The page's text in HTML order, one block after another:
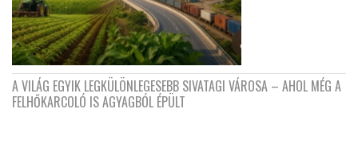
A VILÁG EGYIK LEGKÜLÖNLEGESEBB SIVATAGI VÁROSA – AHOL MÉG A
FELHŐKARCOLÓ IS AGYAGBÓL ÉPÜLT